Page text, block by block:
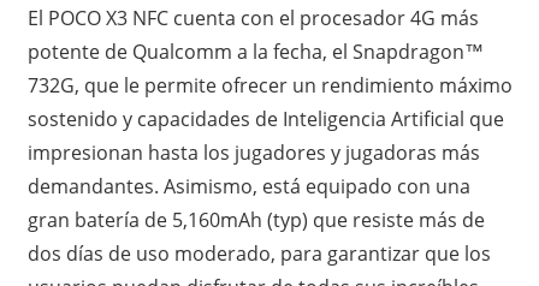
El POCO X3 NFC cuenta con el procesador 4G más
potente de Qualcomm a la fecha, el Snapdragon™
732G, que le permite ofrecer un rendimiento máximo
sostenido y capacidades de Inteligencia Artificial que
impresionan hasta los jugadores y jugadoras más
demandantes. Asimismo, está equipado con una
gran batería de 5,160mAh (typ) que resiste más de
dos días de uso moderado, para garantizar que los